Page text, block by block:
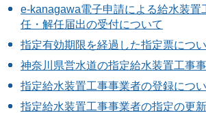
e-kanagawa電子申請による給水装置
任・解任届出の受付について
指定有効期限を経過した指定票につ
神奈川県営水道の指定給水装置工事
指定給水装置工事事業者の登録につ
指定給水装置工事事業者の指定の更